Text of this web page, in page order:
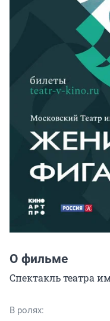
О фильме
Спектакль театра
В ролях: